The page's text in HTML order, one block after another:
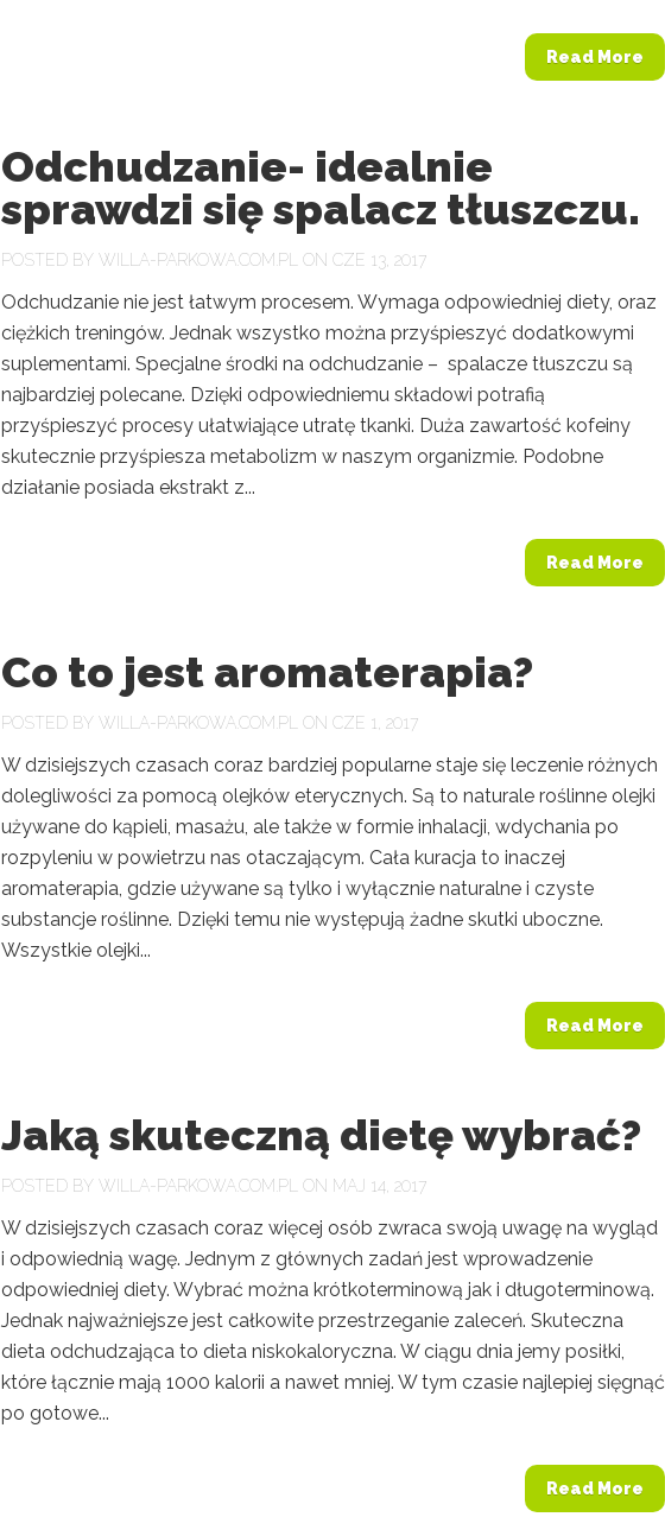
Read More
Odchudzanie- idealnie
sprawdzi się spalacz tłuszczu.
POSTED BY WILLA-PARKOWA.COM.PL ON CZE 13, 2017
Odchudzanie nie jest łatwym procesem. Wymaga odpowiedniej diety, oraz
ciężkich treningów. Jednak wszystko można przyśpieszyć dodatkowymi
suplementami. Specjalne środki na odchudzanie – spalacze tłuszczu są
najbardziej polecane. Dzięki odpowiedniemu składowi potrafią
przyśpieszyć procesy ułatwiające utratę tkanki. Duża zawartość kofeiny
skutecznie przyśpiesza metabolizm w naszym organizmie. Podobne
działanie posiada ekstrakt z...
Read More
Co to jest aromaterapia?
POSTED BY WILLA-PARKOWA.COM.PL ON CZE 1, 2017
W dzisiejszych czasach coraz bardziej popularne staje się leczenie różnych
dolegliwości za pomocą olejków eterycznych. Są to naturale roślinne olejki
używane do kąpieli, masażu, ale także w formie inhalacji, wdychania po
rozpyleniu w powietrzu nas otaczającym. Cała kuracja to inaczej
aromaterapia, gdzie używane są tylko i wyłącznie naturalne i czyste
substancje roślinne. Dzięki temu nie występują żadne skutki uboczne.
Wszystkie olejki...
Read More
Jaką skuteczną dietę wybrać?
POSTED BY WILLA-PARKOWA.COM.PL ON MAJ 14, 2017
W dzisiejszych czasach coraz więcej osób zwraca swoją uwagę na wygląd
i odpowiednią wagę. Jednym z głównych zadań jest wprowadzenie
odpowiedniej diety. Wybrać można krótkoterminową jak i długoterminową.
Jednak najważniejsze jest całkowite przestrzeganie zaleceń. Skuteczna
dieta odchudzająca to dieta niskokaloryczna. W ciągu dnia jemy posiłki,
które łącznie mają 1000 kalorii a nawet mniej. W tym czasie najlepiej sięgnąć
po gotowe...
Read More